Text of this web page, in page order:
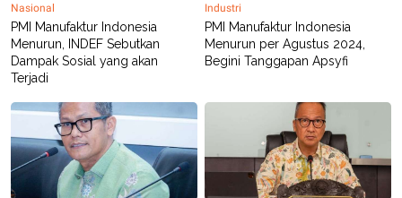
Nasional
PMI Manufaktur Indonesia
Menurun, INDEF Sebutkan
Dampak Sosial yang akan
Terjadi
Industri
PMI Manufaktur Indonesia
Menurun per Agustus 2024,
Begini Tanggapan Apsyfi